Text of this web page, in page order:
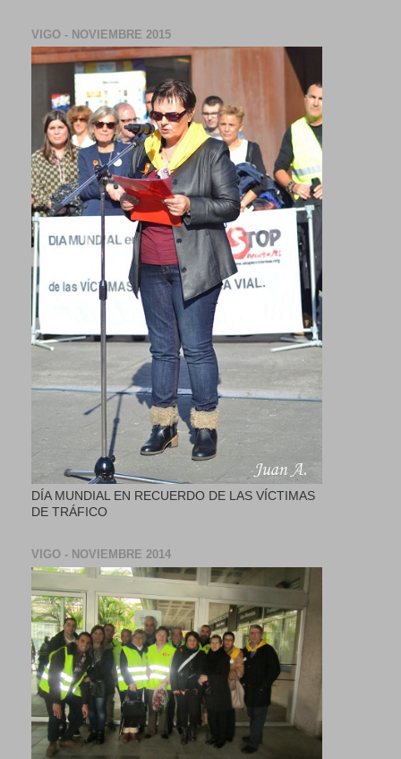
VIGO - NOVIEMBRE 2015
DÍA MUNDIAL EN RECUERDO DE LAS VÍCTIMAS
DE TRÁFICO
VIGO - NOVIEMBRE 2014